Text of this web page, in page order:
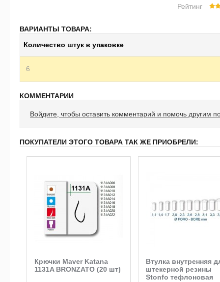
Рейтинг
ВАРИАНТЫ ТОВАРА:
Ко­ли­че­ство штук в упа­ков­ке
6
КОММЕНТАРИИ
Войдите, чтобы оставить комментарий и помочь другим
ПОКУПАТЕЛИ ЭТОГО ТОВАРА ТАК ЖЕ ПРИОБРЕЛИ:
Крючки Maver Katana
1131A BRONZATO (20 шт)
Втулка внутренняя
штекерной резины
Stonfo тефлоновая